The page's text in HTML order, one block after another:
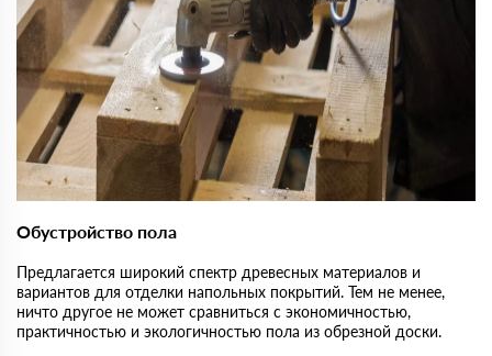
Обустройство пола
Предлагается широкий спектр древесных материалов и
вариантов для отделки напольных покрытий. Тем не менее,
ничто другое не может сравниться с экономичностью,
практичностью и экологичностью пола из обрезной доски.